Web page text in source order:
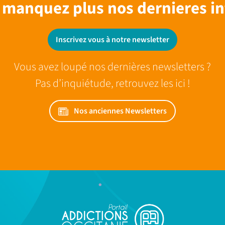
plus nos dernieres
Inscrivez vous à notre newsletter
Vous avez loupé nos dernières newsletters ?
Pas d’inquiétude, retrouvez les ici !
Nos anciennes Newsletters